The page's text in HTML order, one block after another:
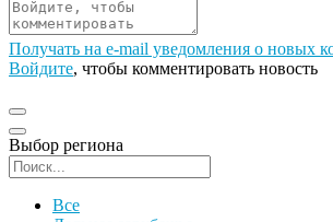
Получать на e‑mail уведомления о новых
Войдите, чтобы комментировать новость
Выбор региона
Все